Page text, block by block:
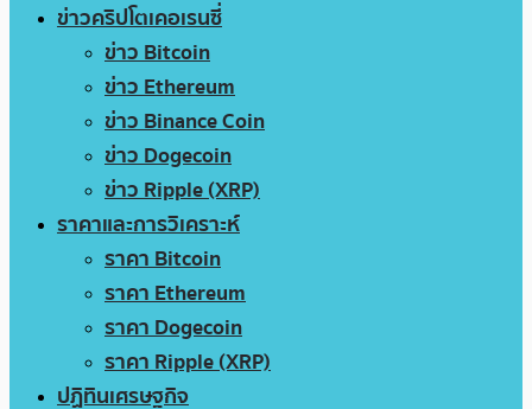
ข่าวคริปโตเคอเรนซี่
ข่าว Bitcoin
ข่าว Ethereum
ข่าว Binance Coin
ข่าว Dogecoin
ข่าว Ripple (XRP)
ราคาและการวิเคราะห์
ราคา Bitcoin
ราคา Ethereum
ราคา Dogecoin
ราคา Ripple (XRP)
ปฏิทินเศรษฐกิจ